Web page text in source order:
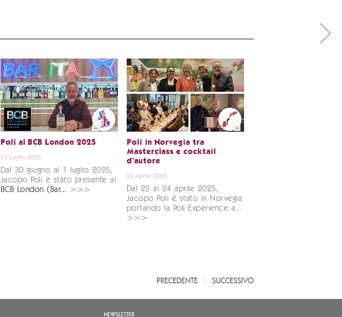
Poli al BCB London 2025
03 Luglio 2025
Dal 30 giugno al 1 luglio 2025,
Jacopo Poli è stato presente al
BCB London (Bar... >>>
Poli in Norvegia tra
Masterclass e cocktail
d'autore
26 Aprile 2025
Dal 22 al 24 aprile 2025,
Jacopo Poli è stato in Norvegia
portando la Poli Experience a...
>>>
SUCCESSIVO
PRECEDENTE
NEWSLETTER